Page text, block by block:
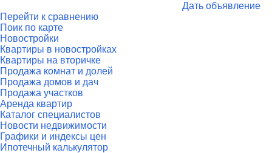
Дать объявление
Перейти к сравнению
Поик по карте
Новостройки
Квартиры в новостройках
Квартиры на вторичке
Продажа комнат и долей
Продажа домов и дач
Продажа участков
Аренда квартир
Каталог специалистов
Новости недвижимости
Графики и индексы цен
Ипотечный калькулятор